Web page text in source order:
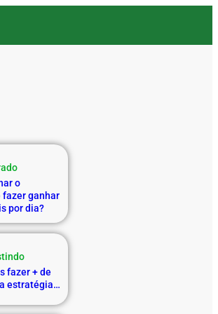
o
fazer ganhar
por dia?
fazer + de
estratégia…